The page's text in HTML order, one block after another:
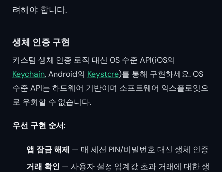
려해야 합니다.
생체 인증 구현
커스텀 생체 인증 로직 대신 OS 수준 API(iOS의
Keychain, Android의 Keystore)를 통해 구현하세요. OS
수준 API는 하드웨어 기반이며 소프트웨어 익스플로잇으
로 우회할 수 없습니다.
우선 구현 순서:
앱 잠금 해제 — 매 세션 PIN/비밀번호 대신 생체 인증
거래 확인 — 사용자 설정 임계값 초과 거래에 대한 생